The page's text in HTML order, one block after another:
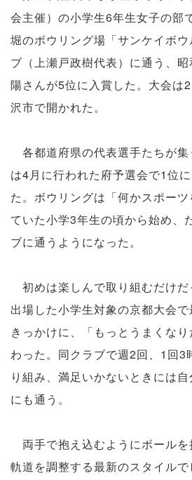
会主催）の小学生6年生女子の部
堀のボウリング場「サンケイボ
ブ（上瀬戸政樹代表）に通う、
陽さんが5位に入賞した。大会は
沢市で開かれた。
各都道府県の代表選手たちが
は4月に行われた府予選会で1位
た。ボウリングは「何かスポー
ていた小学3年生の頃から始め、
ブに通うようになった。
初めは楽しんで取り組むだけ
出場した小学生対象の京都大会
きっかけに、「もっとうまくな
わった。同クラブで週2回、1回3
り組み、満足いかないときには
にも通う。
両手で抱え込むようにボールを
軌道を調整する最新のスタイル